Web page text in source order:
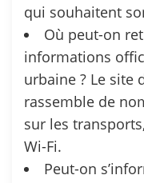
qui souhaitent
Où peut-on
informations
urbaine ? Le site
rassemble de
sur les
Wi-Fi.
Peut-on